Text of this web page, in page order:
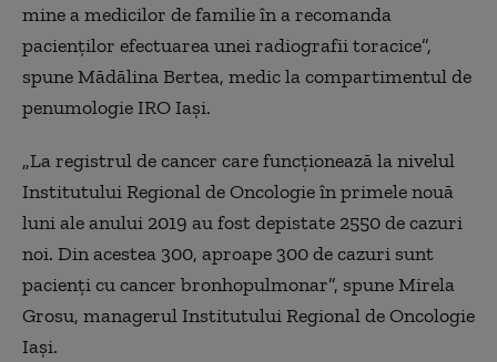
mine a medicilor de familie în a recomanda
pacienţilor efectuarea unei radiografii toracice”,
spune Mădălina Bertea, medic la compartimentul de
penumologie IRO Iaşi.
„La registrul de cancer care funcţionează la nivelul
Institutului Regional de Oncologie în primele nouă
luni ale anului 2019 au fost depistate 2550 de cazuri
noi. Din acestea 300, aproape 300 de cazuri sunt
pacienţi cu cancer bronhopulmonar”, spune Mirela
Grosu, managerul Institutului Regional de Oncologie
Iaşi.